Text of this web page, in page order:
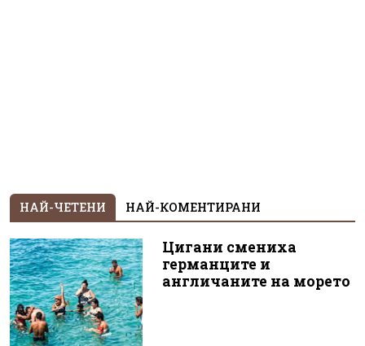
НАЙ-ЧЕТЕНИ НАЙ-КОМЕНТИРАНИ
Цигани смениха
германците и
англичаните на морето